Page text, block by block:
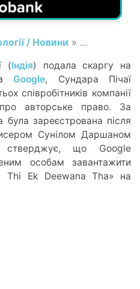
/ Новини » ...
(Індія) подала скаргу на
Google, Сундара Пічаї
співробітників компанії
авторське право. За
зареєстрована після
Сунілом Даршаном
стверджує, що Google
особам завантажити
Thi Ek Deewana Tha» на